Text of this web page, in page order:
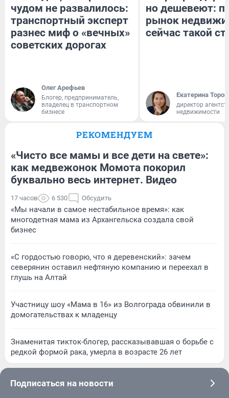
чудом не развалилось:
транспортный эксперт
разнес миф о «вечных»
советских дорогах
Олег Арефьев
Блогер, предприниматель,
владелец в транспортном
бизнесе
но дешевеют:
рынок
сейчас такой
Екатерина
директор
недвижимости
РЕКОМЕНДУЕМ
«Чисто все мамы и все дети на свете»:
как медвежонок Момота покорил
буквально весь интернет. Видео
17 часов 6 530 Обсудить
«Мы начали в самое нестабильное время»: как
многодетная мама из Архангельска создала свой
бизнес
«С гордостью говорю, что я деревенский»: зачем
северянин оставил нефтяную компанию и переехал в
глушь на Алтай
Участницу шоу «Мама в 16» из Волгограда обвинили в
домогательствах к младенцу
Знаменитая тикток-блогер, рассказывавшая о борьбе с
редкой формой рака, умерла в возрасте 26 лет
Подписаться на новости